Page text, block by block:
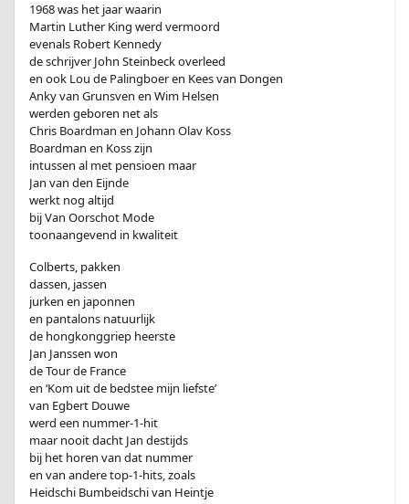
1968 was het jaar waarin
Martin Luther King werd vermoord
evenals Robert Kennedy
de schrijver John Steinbeck overleed
en ook Lou de Palingboer en Kees van Dongen
Anky van Grunsven en Wim Helsen
werden geboren net als
Chris Boardman en Johann Olav Koss
Boardman en Koss zijn
intussen al met pensioen maar
Jan van den Eijnde
werkt nog altijd
bij Van Oorschot Mode
toonaangevend in kwaliteit
Colberts, pakken
dassen, jassen
jurken en japonnen
en pantalons natuurlijk
de hongkonggriep heerste
Jan Janssen won
de Tour de France
en ‘Kom uit de bedstee mijn liefste’
van Egbert Douwe
werd een nummer-1-hit
maar nooit dacht Jan destijds
bij het horen van dat nummer
en van andere top-1-hits, zoals
Heidschi Bumbeidschi van Heintje